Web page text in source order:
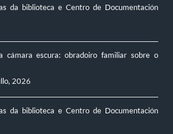
da biblioteca e Centro de Documentación
cámara escura: obradoiro familiar sobre o
2026
da biblioteca e Centro de Documentación